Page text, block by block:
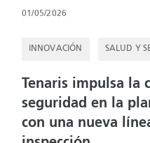
01/05/2026
INNOVACIÓN SALUD Y
Tenaris impulsa la
seguridad en la
con una nueva